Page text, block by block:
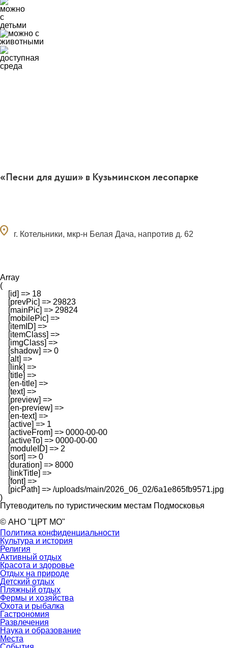
«Песни для души» в Кузьминском лесопарке
г. Котельники, мкр-н Белая Дача, напротив д. 62
Array
(
    [id] => 18
    [prevPic] => 29823
    [mainPic] => 29824
    [mobilePic] =>
    [itemID] =>
    [itemClass] =>
    [imgClass] =>
    [shadow] => 0
    [alt] =>
    [link] =>
    [title] =>
    [en-title] =>
    [text] =>
    [preview] =>
    [en-preview] =>
    [en-text] =>
    [active] => 1
    [activeFrom] => 0000-00-00
    [activeTo] => 0000-00-00
    [moduleID] => 2
    [sort] => 0
    [duration] => 8000
    [linkTitle] =>
    [font] =>
    [picPath] => /uploads/main/2026_06_02/6a1e865fb9571.jpg
Путеводитель по туристическим местам Подмосковья
© АНО "ЦРТ МО"
Политика конфиденциальности
Культура и история
Религия
Активный отдых
Красота и здоровье
Отдых на природе
Детский отдых
Пляжный отдых
Фермы и хозяйства
Охота и рыбалка
Гастрономия
Развлечения
Наука и образование
Места